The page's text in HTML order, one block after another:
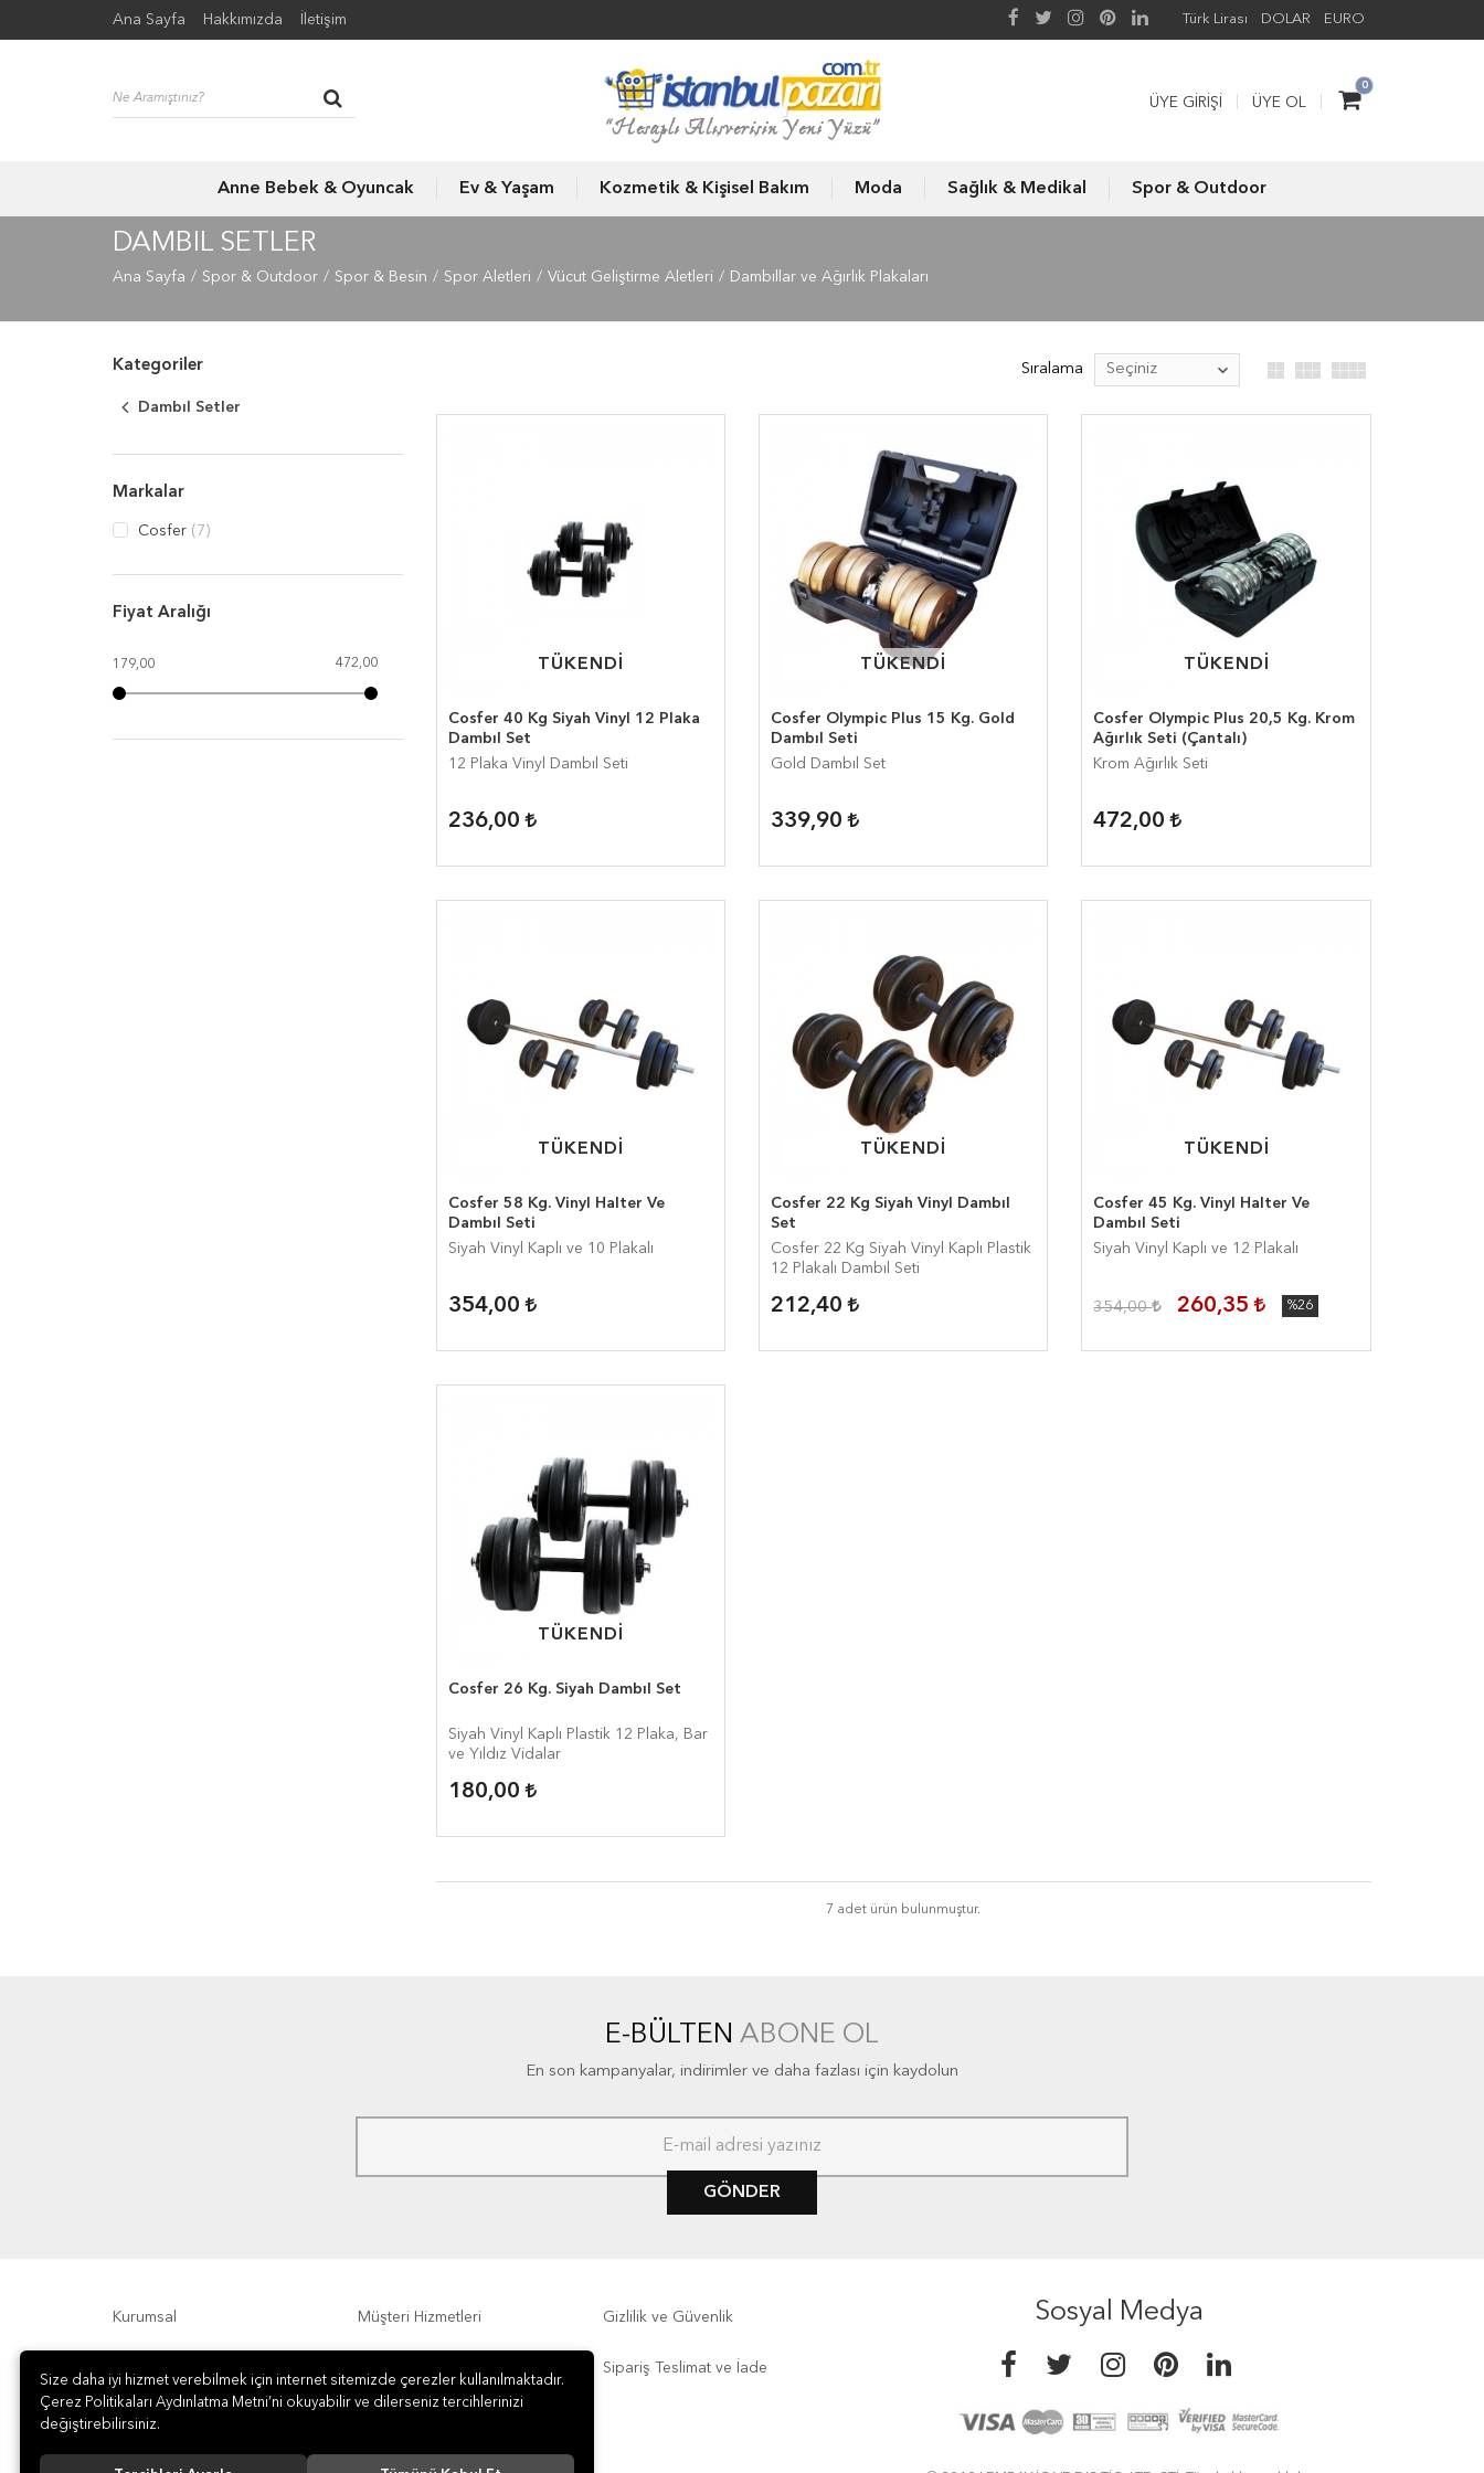
Ana Sayfa Hakkımızda İletişim Türk Lirası DOLAR EURO
0
ÜYE GIRIŞI ÜYE OL
Anne Bebek & Oyuncak Ev & Yaşam Kozmetik & Kişisel Bakım Moda Sağlık & Medikal Spor & Outdoor
DAMBIL SETLER
Ana Sayfa Spor & Outdoor Spor & Besin Spor Aletleri Vücut Geliştirme Aletleri Dambıllar ve Ağırlık Plakaları
Kategoriler
Dambıl Setler
Markalar
Cosfer (7)
Fiyat Aralığı
179,00 472,00
Sıralama
TÜKENDİ
TÜKENDİ
Cosfer 40 Kg Siyah Vinyl 12 Plaka
Dambıl Set
12 Plaka Vinyl Dambıl Seti
236,00
TÜKENDİ
TÜKENDİ
Cosfer Olympic Plus 15 Kg. Gold
Dambıl Seti
Gold Dambıl Set
339,90
TÜKENDİ
TÜKENDİ
Cosfer Olympic Plus 20,5 Kg. Krom
Ağırlık Seti (Çantalı)
Krom Ağırlık Seti
472,00
TÜKENDİ
TÜKENDİ
Cosfer 58 Kg. Vinyl Halter Ve
Dambıl Seti
Siyah Vinyl Kaplı ve 10 Plakalı
354,00
TÜKENDİ
TÜKENDİ
Cosfer 22 Kg Siyah Vinyl Dambıl
Set
Cosfer 22 Kg Siyah Vinyl Kaplı Plastik
12 Plakalı Dambıl Seti
212,40
TÜKENDİ
TÜKENDİ
Cosfer 45 Kg. Vinyl Halter Ve
Dambıl Seti
Siyah Vinyl Kaplı ve 12 Plakalı
354,00 260,35 %26
TÜKENDİ
TÜKENDİ
Cosfer 26 Kg. Siyah Dambıl Set
Siyah Vinyl Kaplı Plastik 12 Plaka, Bar
ve Yıldız Vidalar
180,00
7 adet ürün bulunmuştur.
E-BÜLTEN ABONE OL
En son kampanyalar, indirimler ve daha fazlası için kaydolun
GÖNDER
Kurumsal Müşteri Hizmetleri Gizlilik ve Güvenlik
Sipariş Teslimat ve İade
Sosyal Medya
Size daha iyi hizmet verebilmek için internet sitemizde çerezler kullanılmaktadır.
Çerez Politikaları Aydınlatma Metni’ni okuyabilir ve dilerseniz tercihlerinizi
değiştirebilirsiniz.